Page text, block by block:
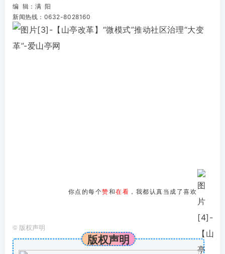
编 辑：满 阳
新闻热线：0632-8028160
你点的每个赞和在看 ，我都认真当成了喜欢
© 版权声明
版权声明